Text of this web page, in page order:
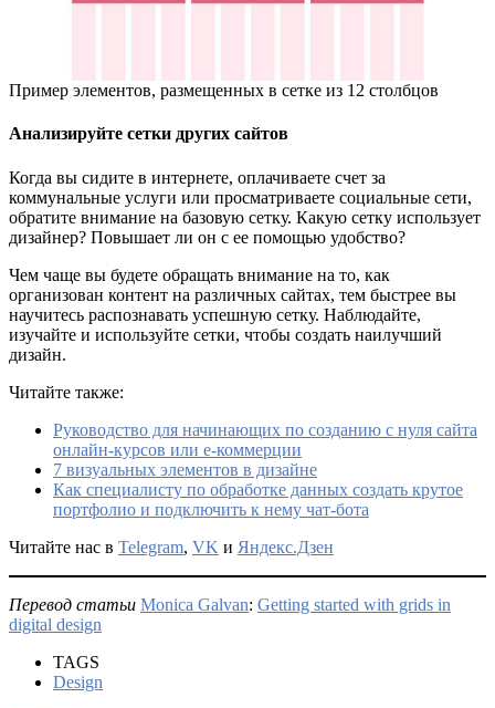
Пример элементов, размещенных в сетке из 12 столбцов
Анализируйте сетки других сайтов
Когда вы сидите в интернете, оплачиваете счет за
коммунальные услуги или просматриваете социальные сети,
обратите внимание на базовую сетку. Какую сетку использует
дизайнер? Повышает ли он с ее помощью удобство?
Чем чаще вы будете обращать внимание на то, как
организован контент на различных сайтах, тем быстрее вы
научитесь распознавать успешную сетку. Наблюдайте,
изучайте и используйте сетки, чтобы создать наилучший
дизайн.
Читайте также:
Руководство для начинающих по созданию с нуля сайта
онлайн-курсов или e-коммерции
7 визуальных элементов в дизайне
Как специалисту по обработке данных создать крутое
портфолио и подключить к нему чат-бота
Читайте нас в Telegram, VK и Яндекс.Дзен
Перевод статьи Monica Galvan: Getting started with grids in
digital design
TAGS
Design